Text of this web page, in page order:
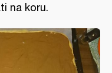
na koru.